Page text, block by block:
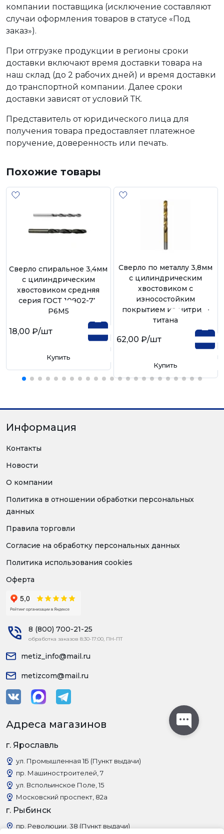
компании поставщика (исключение составляют
случаи оформления товаров в статусе «Под
заказ»).
При отгрузке продукции в регионы сроки
доставки включают время доставки товара на
наш склад (до 2 рабочих дней) и время доставки
до транспортной компании. Далее сроки
доставки зависят от условий ТК.
Представитель от юридического лица для
получения товара предоставляет платежное
поручение, доверенность или печать.
Похожие товары
Сверло спиральное 3,4мм
с цилиндрическим
хвостовиком средняя
серия ГОСТ 10902-77
Р6М5
18,00 ₽/шт
Купить
Сверло по металлу 3,8мм
с цилиндрическим
хвостовиком с
износостойким
покрытием из нитрид-
титана
62,00 ₽/шт
Купить
Информация
Контакты
Новости
О компании
Политика в отношении обработки персональных
данных
Правила торговли
Согласие на обработку персональных данных
Политика использования cookies
Оферта
8 (800) 700-21-25
обработка заказов 8:30-17:00, ПН-ПТ
metiz_info@mail.ru
metizcom@mail.ru
Адреса магазинов
г. Ярославль
ул. Промышленная 1Б (Пункт выдачи)
пр. Машиностроителей, 7
ул. Вспольинское Поле, 15
Московский проспект, 82а
г. Рыбинск
пр. Революции, 38 (Пункт выдачи)